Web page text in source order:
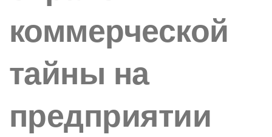
коммерческой
тайны на
предприятии